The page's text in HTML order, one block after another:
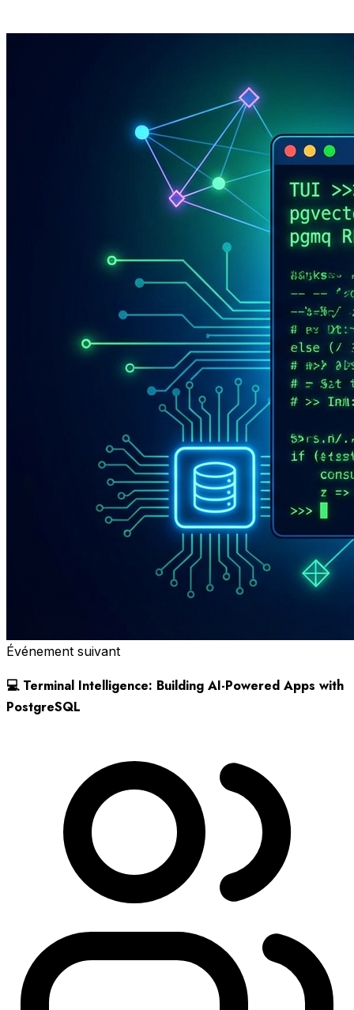
Événement suivant
💻 Terminal Intelligence: Building AI-Powered Apps with
PostgreSQL